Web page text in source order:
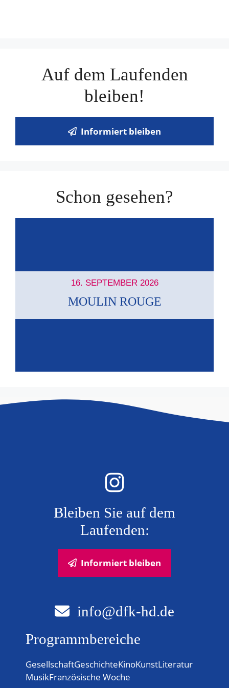
Auf dem Laufenden
bleiben!
Informiert bleiben
Schon gesehen?
16. SEPTEMBER 2026
MOULIN ROUGE
Bleiben Sie auf dem
Laufenden:
Informiert bleiben
info@dfk-hd.de
Programmbereiche
GesellschaftGeschichteKinoKunstLiteratur
MusikFranzösische Woche